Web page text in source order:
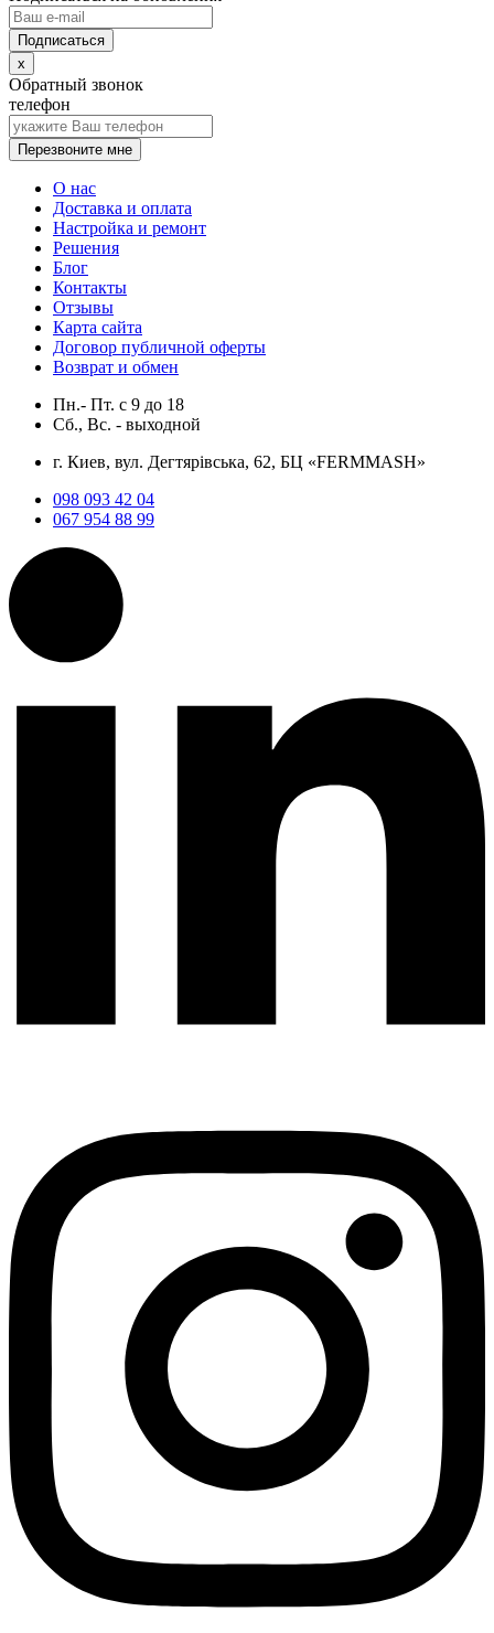
x
Обратный звонок
телефон
Перезвоните мне
О нас
Доставка и оплата
Настройка и ремонт
Решения
Блог
Контакты
Отзывы
Карта сайта
Договор публичной оферты
Возврат и обмен
Пн.- Пт. с 9 до 18
Сб., Вс. - выходной
г. Киев, вул. Дегтярівська, 62, БЦ «FERMMASH»
098 093 42 04
067 954 88 99